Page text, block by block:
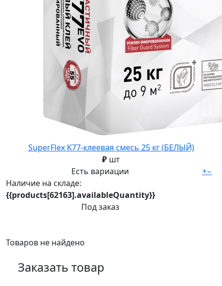
SuperFlex K77-клеевая смесь 25 кг (БЕЛЫЙ)
₽ шт
Есть вариации
Наличие на складе:
{{products[62163].availableQuantity}}
Под заказ
+−
Товаров не найдено
Заказать товар